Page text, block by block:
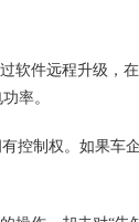
软件远程升级，
率。
控制权。如果车